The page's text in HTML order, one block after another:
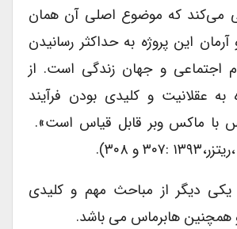
می‌کند که موضوع اصلی آن همان
این پروژه به حداکثر رسانیدن
اجتماعی و جهان زندگی است. از
عقلانیت و کلیدی بودن فرآیند
با ماکس وبر قابل قیاس است».
و ۳۰۸).
دیگر از مباحث مهم و کلیدی
هابرماس می باشد.